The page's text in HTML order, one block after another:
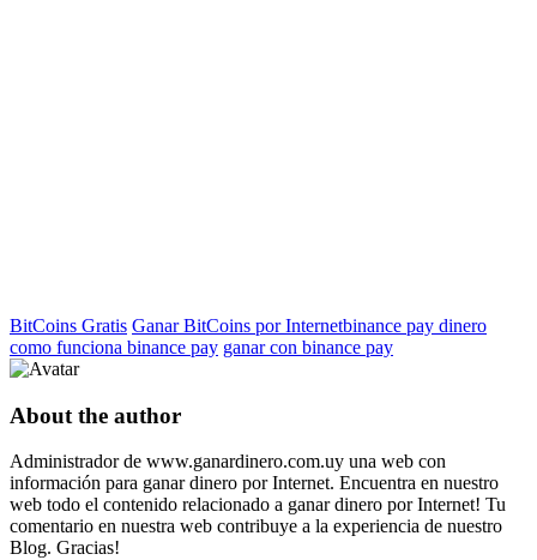
BitCoins Gratis Ganar BitCoins por Internetbinance pay dinero
como funciona binance pay ganar con binance pay
About the author
Administrador de www.ganardinero.com.uy una web con
información para ganar dinero por Internet. Encuentra en nuestro
web todo el contenido relacionado a ganar dinero por Internet! Tu
comentario en nuestra web contribuye a la experiencia de nuestro
Blog. Gracias!